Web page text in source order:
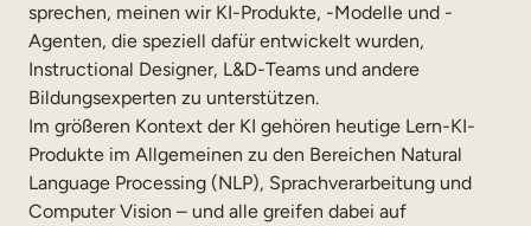
sprechen, meinen wir KI-Produkte, -Modelle und -
Agenten, die speziell dafür entwickelt wurden,
Instructional Designer, L&D-Teams und andere
Bildungsexperten zu unterstützen.
Im größeren Kontext der KI gehören heutige Lern-KI-
Produkte im Allgemeinen zu den Bereichen Natural
Language Processing (NLP), Sprachverarbeitung und
Computer Vision – und alle greifen dabei auf